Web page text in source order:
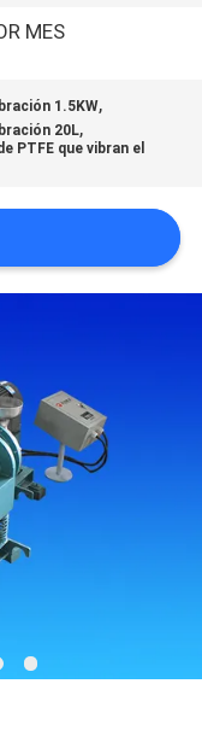
MES
1.5KW,
20L,
PTFE que vibran el